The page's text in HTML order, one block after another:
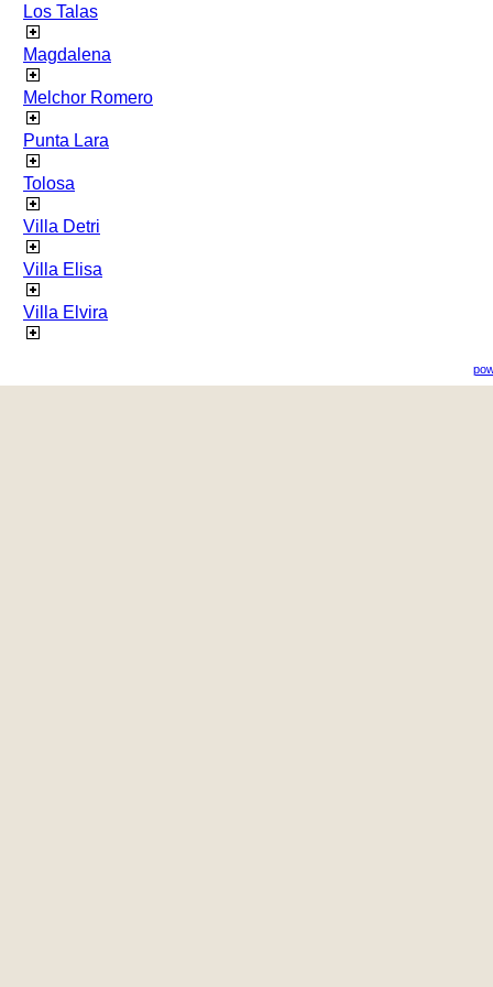
Los Talas
Magdalena
Melchor Romero
Punta Lara
Tolosa
Villa Detri
Villa Elisa
Villa Elvira